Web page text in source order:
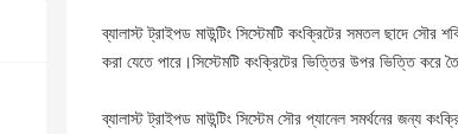
ব্যালাস্ট ট্রাইপড মাউন্টিং সিস্টেমটি কংক্রিটের সমতল ছাদে
করা যেতে পারে।সিস্টেমটি কংক্রিটের ভিত্তির উপর ভিত্তি
ব্যালাস্ট ট্রাইপড মাউন্টিং সিস্টেম সৌর প্যানেল সমর্থনের জন্য